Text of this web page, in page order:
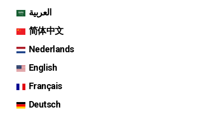
العربية
简体中文
Nederlands
English
Français
Deutsch